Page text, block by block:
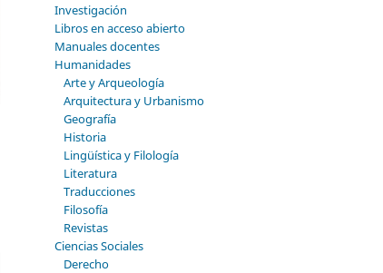
Investigación
Libros en acceso abierto
Manuales docentes
Humanidades
Arte y Arqueología
Arquitectura y Urbanismo
Geografía
Historia
Lingüística y Filología
Literatura
Traducciones
Filosofía
Revistas
Ciencias Sociales
Derecho